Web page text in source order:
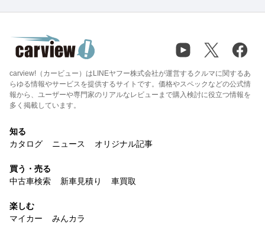
carview!（カービュー）はLINEヤフー株式会社が運営するクルマに関するあ
らゆる情報やサービスを提供するサイトです。価格やスペックなどの公式情
報から、ユーザーや専門家のリアルなレビューまで購入検討に役立つ情報を
多く掲載しています。
知る
カタログ
ニュース オリジナル記事
買う・売る
中古車検索
新車見積り 車買取
楽しむ
マイカー
みんカラ